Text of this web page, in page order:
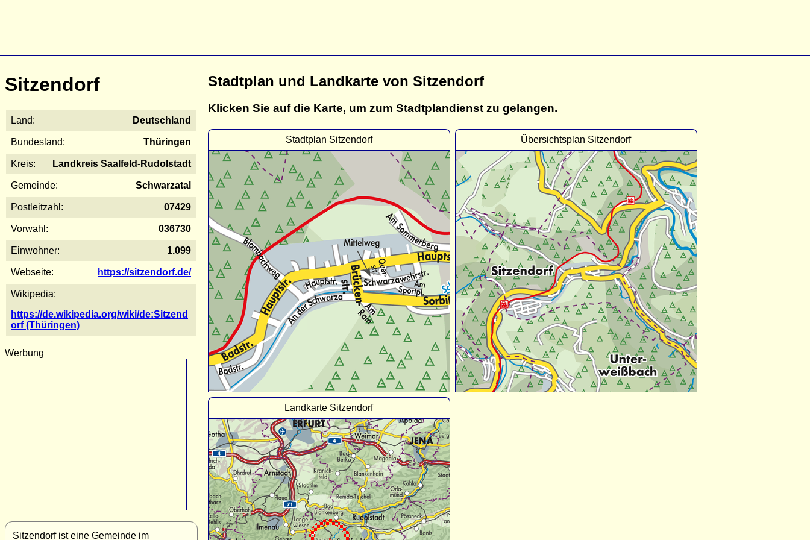
Sitzendorf
Land: Deutschland
Bundesland: Thüringen
Kreis: Landkreis Saalfeld-Rudolstadt
Gemeinde: Schwarzatal
Postleitzahl: 07429
Vorwahl: 036730
Einwohner: 1.099
Webseite: https://sitzendorf.de/
Wikipedia:
https://de.wikipedia.org/wiki/de:Sitzend
orf (Thüringen)
Werbung
Sitzendorf ist eine Gemeinde im
Stadtplan und Landkarte von Sitzendorf
Klicken Sie auf die Karte, um zum Stadtplandienst zu gelangen.
Stadtplan Sitzendorf Übersichtsplan Sitzendorf
Landkarte Sitzendorf